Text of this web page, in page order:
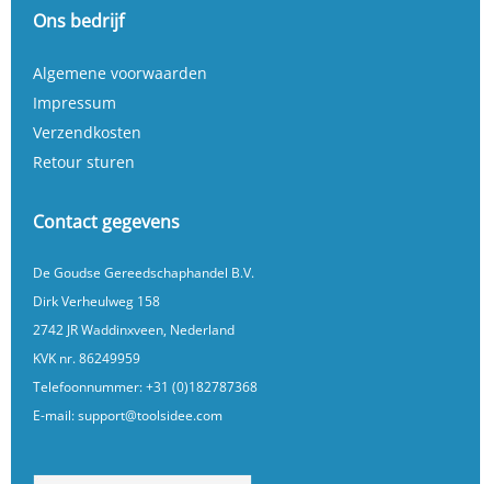
Ons bedrijf
Algemene voorwaarden
Impressum
Verzendkosten
Retour sturen
Contact gegevens
De Goudse Gereedschaphandel B.V.
Dirk Verheulweg 158
2742 JR Waddinxveen, Nederland
KVK nr. 86249959
Telefoonnummer:+31 (0)182787368
E-mail:support@toolsidee.com